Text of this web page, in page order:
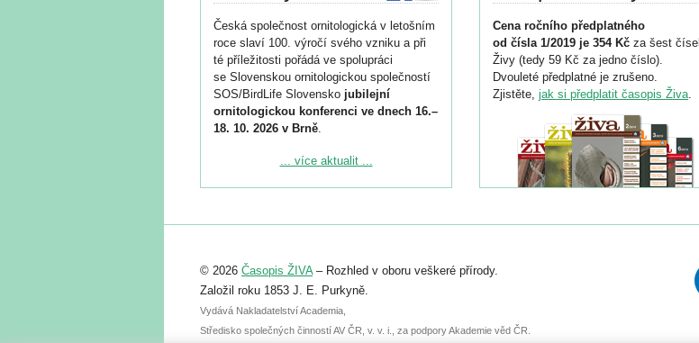
Česká společnost ornitologická v letošním
roce slaví 100. výročí svého vzniku a při
té příležitosti pořádá ve spolupráci
se Slovenskou ornitologickou společností
SOS/BirdLife Slovensko jubilejní
ornitologickou konferenci ve dnech 16.–
18. 10. 2026 v Brně.
Podrobnější informace ke konferenci
Registrovat se můžete do 6. září.
abstraktu přihlášené přednášky nebo
posteru je už 30. června.
... více aktualit ...
Cena ročního předplatného
od čísla 1/2019 je 354 Kč za šest čísel
Živy (tedy 59 Kč za jedno číslo).
Dvouleté předplatné je zrušeno.
Zjistěte, jak si předplatit časopis Živa.
© 2026 Časopis ŽIVA– Rozhled v oboru veškeré přírody.
Založil roku 1853 J. E. Purkyně.
Vydává Nakladatelství Academia,
Středisko společných činností AV ČR, v. v. i., za podpory Akademie věd ČR.